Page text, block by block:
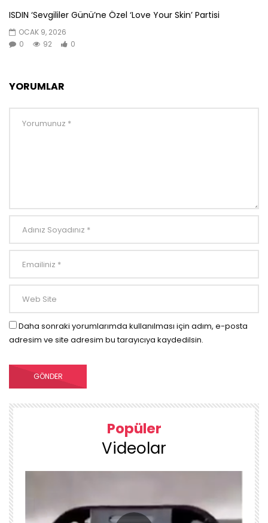
ISDIN ‘Sevgililer Günü’ne Özel ‘Love Your Skin’ Partisi
OCAK 9, 2026
0
92 0
YORUMLAR
Daha sonraki yorumlarımda kullanılması için adım, e-posta
adresim ve site adresim bu tarayıcıya kaydedilsin.
Popüler
Videolar